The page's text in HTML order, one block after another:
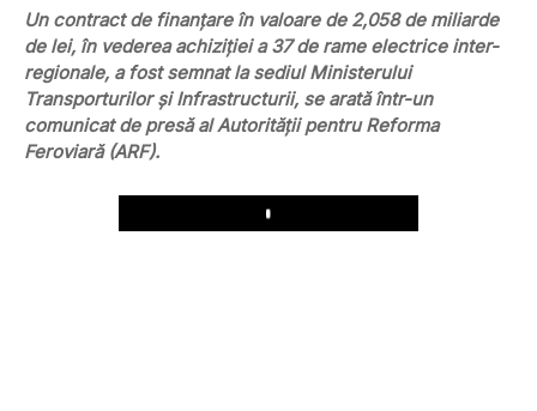
Un contract de finanţare în valoare de 2,058 de miliarde
de lei, în vederea achiziţiei a 37 de rame electrice inter-
regionale, a fost semnat la sediul Ministerului
Transporturilor şi Infrastructurii, se arată într-un
comunicat de presă al Autorităţii pentru Reforma
Feroviară (ARF).
Play